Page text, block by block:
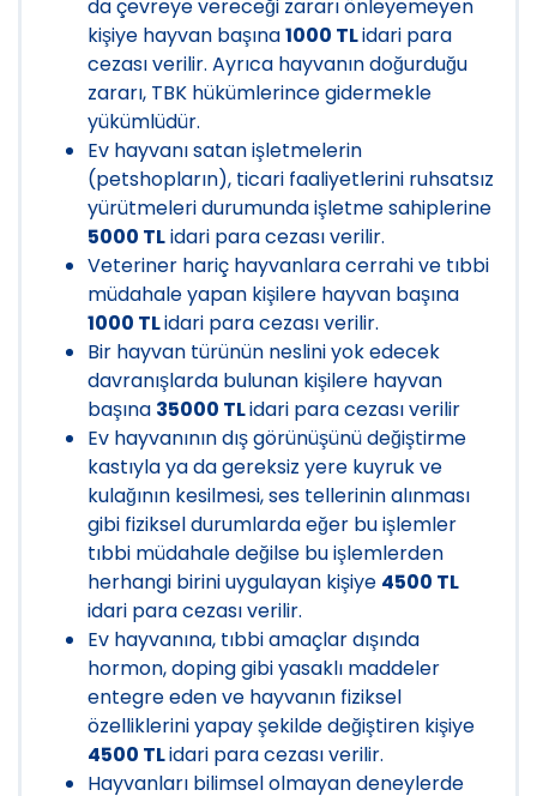
da çevreye vereceği zararı önleyemeyen
kişiye hayvan başına1000 TLidari para
cezası verilir. Ayrıca hayvanın doğurduğu
zararı, TBK hükümlerince gidermekle
yükümlüdür.
Ev hayvanı satan işletmelerin
(petshopların), ticari faaliyetlerini ruhsatsız
yürütmeleri durumunda işletme sahiplerine
5000 TLidari para cezası verilir.
Veteriner hariç hayvanlara cerrahi ve tıbbi
müdahale yapan kişilere hayvan başına
1000 TLidari para cezası verilir.
Bir hayvan türünün neslini yok edecek
davranışlarda bulunan kişilere hayvan
başına 35000 TLidari para cezası verilir
Ev hayvanının dış görünüşünü değiştirme
kastıyla ya da gereksiz yere kuyruk ve
kulağının kesilmesi, ses tellerinin alınması
gibi fiziksel durumlarda eğer bu işlemler
tıbbi müdahale değilse bu işlemlerden
herhangi birini uygulayan kişiye 4500 TL
idari para cezası verilir.
Ev hayvanına, tıbbi amaçlar dışında
hormon, doping gibi yasaklı maddeler
entegre eden ve hayvanın fiziksel
özelliklerini yapay şekilde değiştiren kişiye
4500 TLidari para cezası verilir.
Hayvanları bilimsel olmayan deneylerde